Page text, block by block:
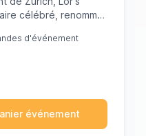
célébré, renommé
d'événement
événement